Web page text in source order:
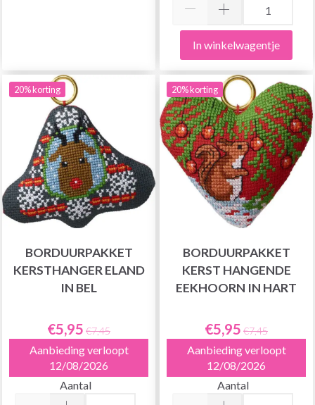
In winkelwagentje
20% korting
BORDUURPAKKET
KERSTHANGER ELAND
IN BEL
€5,95 €7,45
Aanbieding verloopt
12/08/2026
Aantal
20% korting
BORDUURPAKKET
KERST HANGENDE
EEKHOORN IN HART
€5,95 €7,45
Aanbieding verloopt
12/08/2026
Aantal